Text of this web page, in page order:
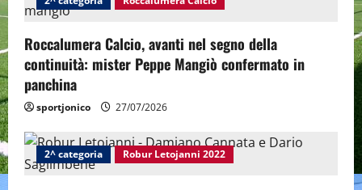
o
n
Roccalumera Calcio, avanti nel segno della
continuità: mister Peppe Mangiò confermato in
panchina
sportjonico 27/07/2026
2^ categoria Robur Letojanni 2022